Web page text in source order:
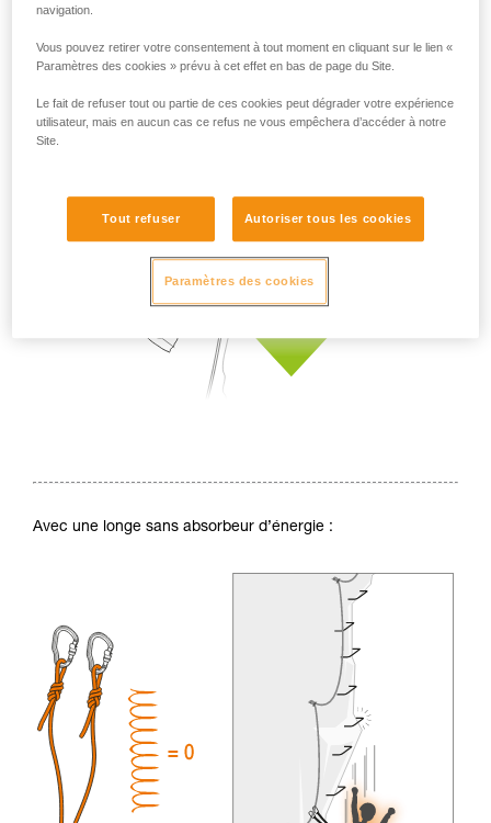
Avec une longe sans absorbeur d’énergie :
navigation.
Vous pouvez retirer votre consentement à tout moment en cliquant sur le lien «
Paramètres des cookies » prévu à cet effet en bas de page du Site.
Le fait de refuser tout ou partie de ces cookies peut dégrader votre expérience
utilisateur, mais en aucun cas ce refus ne vous empêchera d’accéder à notre
Site.
Tout refuser Autoriser tous les cookies
Paramètres des cookies